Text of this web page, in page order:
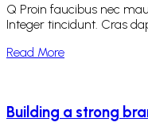
Q Proin faucibus nec
Integer tincidunt. Cras
Read More
Building a strong